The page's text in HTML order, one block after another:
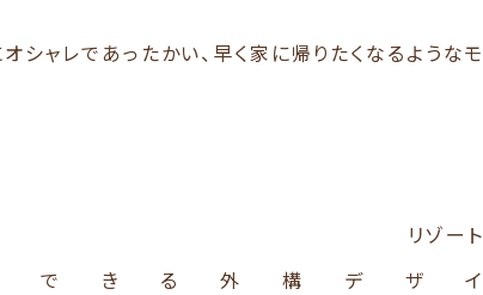
シャレであったかい、早く家に帰りたくなるようなモ
ート
できる外構デザイ